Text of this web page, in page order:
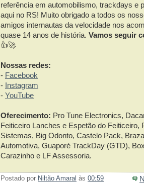
referência em automobilismo, trackdays e
aqui no RS! Muito obrigado a todos os
amigos internautas da velocidade nos
quase 14 anos de história. Vamos seguir
👍🚀
Nossas redes:
- Facebook
- Instagram
- YouTube
Oferecimento: Pro Tune Electronics,
Feiticeiro Lanches e Espetão do Feiticeiro,
Sistemas, Big Odonto, Castelo Pack,
Automotiva, Guaporé TrackDay (GTD),
Carazinho e LF Assessoria.
Postado por Niltão Amaral às 00:59